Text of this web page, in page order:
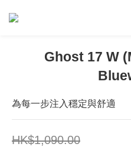
Ghost 17 W
為每一步注入穩定與舒適
HK$1,090.00